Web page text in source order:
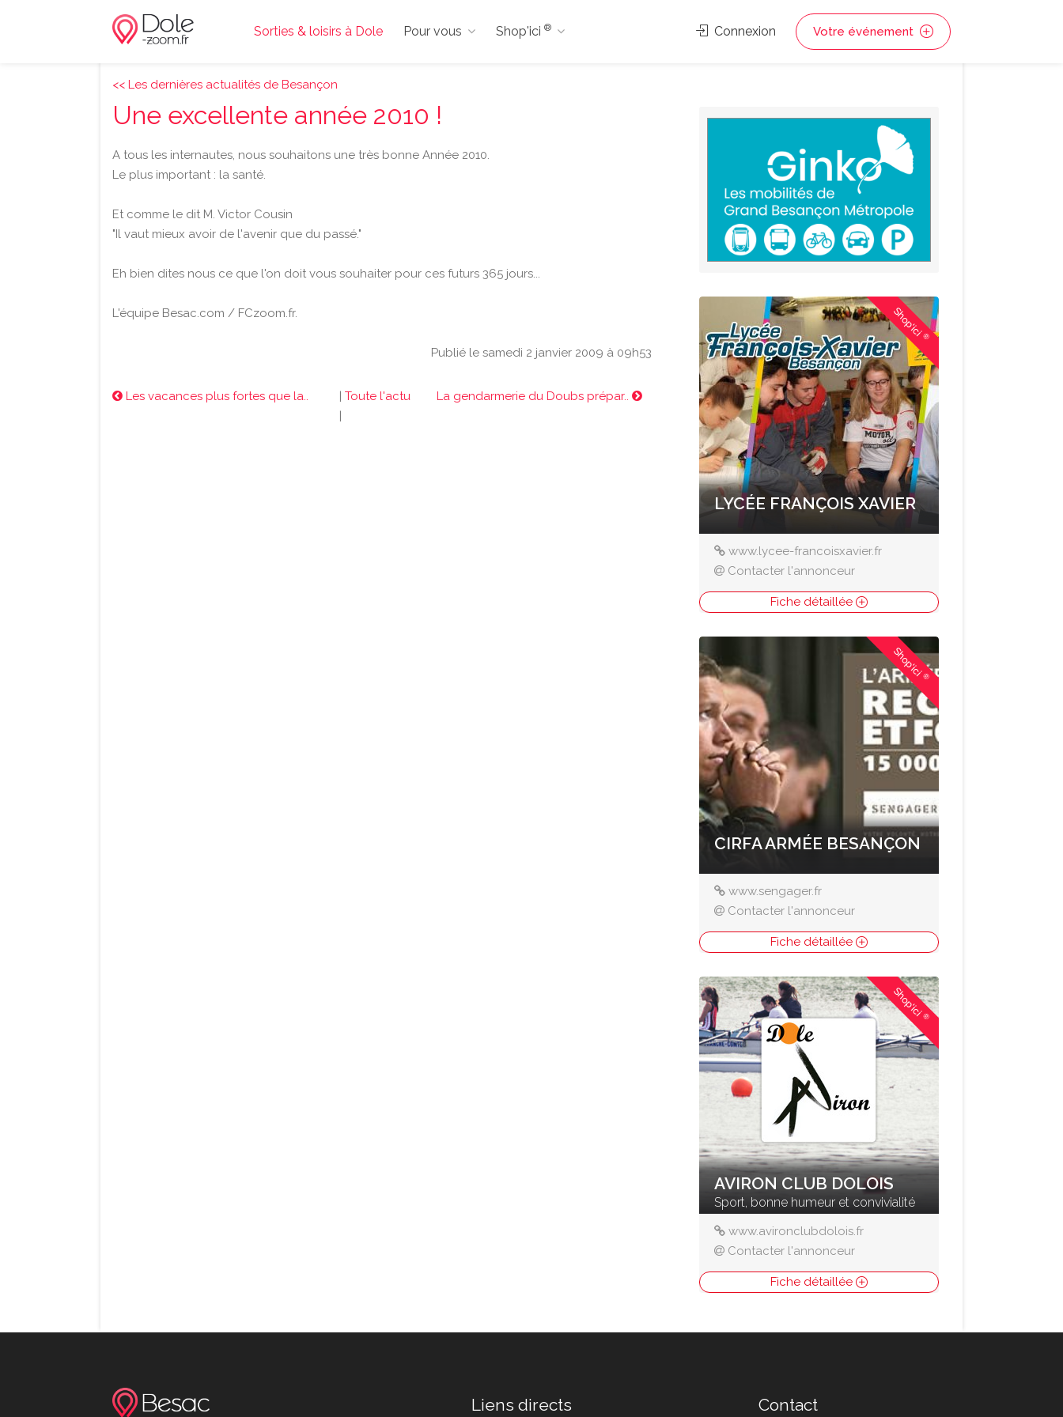
Sorties & loisirs à Dole Pour vous Shop'ici® Connexion Votre événement
<< Les dernières actualités de Besançon
Une excellente année 2010 !
A tous les internautes, nous souhaitons une très bonne Année 2010.
Le plus important : la santé.
Et comme le dit M. Victor Cousin
"Il vaut mieux avoir de l'avenir que du passé."
Eh bien dites nous ce que l'on doit vous souhaiter pour ces futurs 365 jours...
L'équipe Besac.com / FCzoom.fr.
Publié le samedi 2 janvier 2009 à 09h53
Les vacances plus fortes que la.. | Toute l'actu
|
La gendarmerie du Doubs prépar..
Shop'ici®
LYCÉE FRANÇOIS XAVIER
www.lycee-francoisxavier.fr
Contacter l'annonceur
Fiche détaillée
Shop'ici®
CIRFA ARMÉE BESANÇON
www.sengager.fr
Contacter l'annonceur
Fiche détaillée
Shop'ici®
AVIRON CLUB DOLOIS
Sport, bonne humeur et convivialité
www.avironclubdolois.fr
Contacter l'annonceur
Fiche détaillée
Liens directs Contact